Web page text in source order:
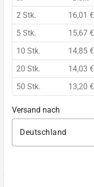
2 Stk. 16,01 €
5 Stk.
15,67 €
10 Stk.
14,85 €
20 Stk.
14,03 €
50 Stk.
13,20 €
Versand nach
Deutschland